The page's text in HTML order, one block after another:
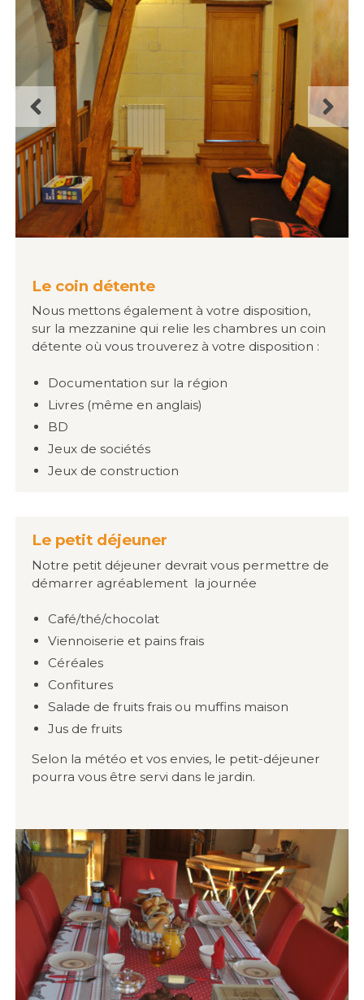
Le coin détente
Nous mettons également à votre disposition,
sur la mezzanine qui relie les chambres un coin
détente où vous trouverez à votre disposition :
Documentation sur la région
Livres (même en anglais)
BD
Jeux de sociétés
Jeux de construction
Le petit déjeuner
Notre petit déjeuner devrait vous permettre de
démarrer agréablement la journée
Café/thé/chocolat
Viennoiserie et pains frais
Céréales
Confitures
Salade de fruits frais ou muffins maison
Jus de fruits
Selon la météo et vos envies, le petit-déjeuner
pourra vous être servi dans le jardin.